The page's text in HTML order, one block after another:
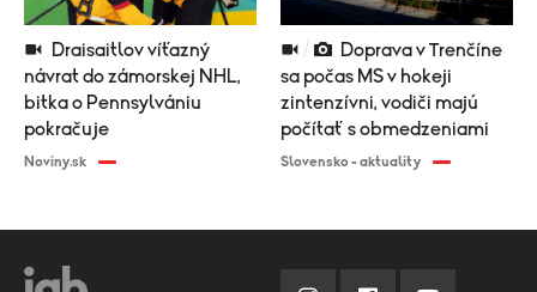
návrat do zámorskej NHL,
bitka o Pennsylvániu
pokračuje
Noviny.sk
sa počas MS v hokeji
zintenzívni, vodiči majú
počítať s obmedzeniami
Slovensko - aktuality